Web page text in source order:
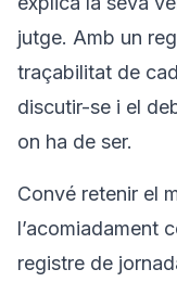
jutge. Amb un
traçabilitat de
discutir-se i el
on ha de ser.
Convé retenir el
l’acomiadament
registre de